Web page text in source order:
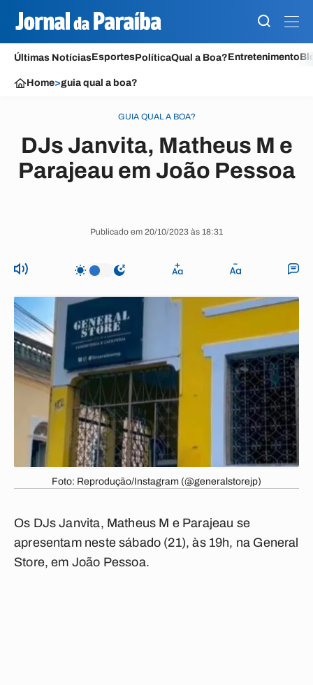
Últimas NotíciasEsportesPolíticaQual a Boa?Entretenimento
Home>guia qual a boa?
GUIA QUAL A BOA?
DJs Janvita, Matheus M e
Parajeau em João Pessoa
Publicado em 20/10/2023 às 18:31
Foto: Reprodução/Instagram (@generalstorejp)
Os DJs Janvita, Matheus M e Parajeau se
apresentam neste sábado (21), às 19h, na General
Store, em João Pessoa.